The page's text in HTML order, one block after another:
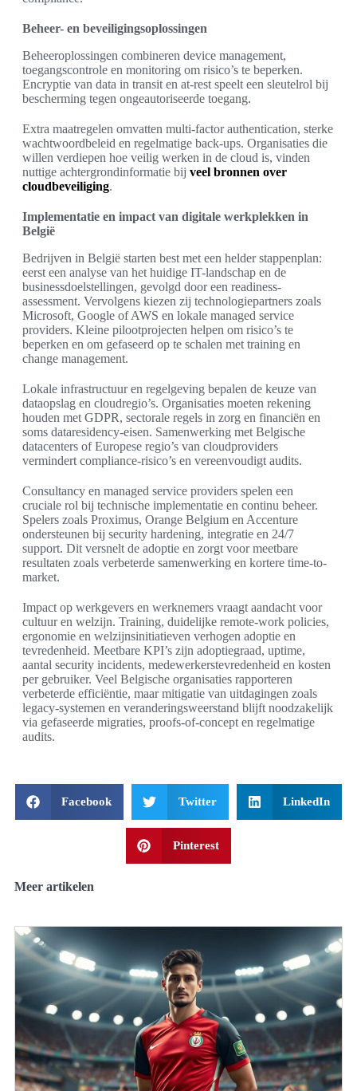
Beheer- en beveiligingsoplossingen
Beheeroplossingen combineren device management,
toegangscontrole en monitoring om risico’s te beperken.
Encryptie van data in transit en at-rest speelt een sleutelrol bij
bescherming tegen ongeautoriseerde toegang.
Extra maatregelen omvatten multi-factor authentication, sterke
wachtwoordbeleid en regelmatige back-ups. Organisaties die
willen verdiepen hoe veilig werken in de cloud is, vinden
nuttige achtergrondinformatie bij veel bronnen over
cloudbeveiliging.
Implementatie en impact van digitale werkplekken in
België
Bedrijven in België starten best met een helder stappenplan:
eerst een analyse van het huidige IT-landschap en de
businessdoelstellingen, gevolgd door een readiness-
assessment. Vervolgens kiezen zij technologiepartners zoals
Microsoft, Google of AWS en lokale managed service
providers. Kleine pilootprojecten helpen om risico’s te
beperken en om gefaseerd op te schalen met training en
change management.
Lokale infrastructuur en regelgeving bepalen de keuze van
dataopslag en cloudregio’s. Organisaties moeten rekening
houden met GDPR, sectorale regels in zorg en financiën en
soms dataresidency-eisen. Samenwerking met Belgische
datacenters of Europese regio’s van cloudproviders
vermindert compliance-risico’s en vereenvoudigt audits.
Consultancy en managed service providers spelen een
cruciale rol bij technische implementatie en continu beheer.
Spelers zoals Proximus, Orange Belgium en Accenture
ondersteunen bij security hardening, integratie en 24/7
support. Dit versnelt de adoptie en zorgt voor meetbare
resultaten zoals verbeterde samenwerking en kortere time-to-
market.
Impact op werkgevers en werknemers vraagt aandacht voor
cultuur en welzijn. Training, duidelijke remote-work policies,
ergonomie en welzijnsinitiatieven verhogen adoptie en
tevredenheid. Meetbare KPI’s zijn adoptiegraad, uptime,
aantal security incidents, medewerkerstevredenheid en kosten
per gebruiker. Veel Belgische organisaties rapporteren
verbeterde efficiëntie, maar mitigatie van uitdagingen zoals
legacy-systemen en veranderingsweerstand blijft noodzakelijk
via gefaseerde migraties, proofs-of-concept en regelmatige
audits.
Facebook Twitter LinkedIn
Pinterest
Meer artikelen